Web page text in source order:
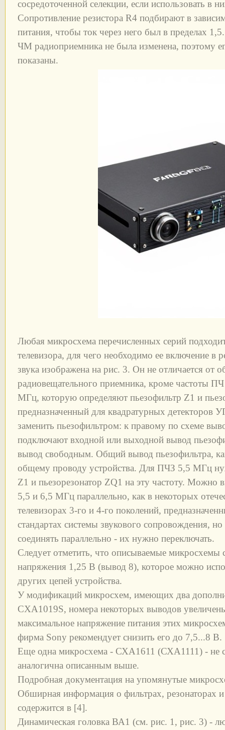
сосредоточенной селекции, если использовать в
Сопротивление резистора R4 подбирают в
питания, чтобы ток через него был в пределах
ЧМ радиоприемника не была изменена, поэтому
показаны.
Любая микросхема перечисленных серий
телевизора, для чего необходимо ее включение в
звука изображена на рис. 3. Он не отличается
радиовещательного приемника, кроме частоты
МГц, которую определяют пьезофильтр Z1 и
предназначенный для квадратурных детекторов
заменить пьезофильтром: к правому по схеме
подключают входной или выходной вывод
вывод свободным. Общий вывод пьезофильтра,
общему проводу устройства. Для ПЧЗ 5,5 МГц
Z1 и пьезорезонатор ZQ1 на эту частоту. Можно
5,5 и 6,5 МГц параллельно, как в некоторых
телевизорах 3-го и 4-го поколений,
стандартах системы звукового сопровождения,
соединять параллельно - их нужно переключать.
Следует отметить, что описываемые микросхемы
напряжения 1,25 В (вывод 8), которое можно
других цепей устройства.
У модификаций микросхем, имеющих два
CXA1019S, номера некоторых выводов
максимальное напряжение питания этих
фирма Sony рекомендует снизить его до 7,5...8 В.
Еще одна микросхема - СХА1611 (СХА1111) - не
аналогична описанным выше.
Подробная документация на упомянутые
Обширная информация о фильтрах, резонаторах и
содержится в [4].
Динамическая головка ВА1 (см. рис. 1, рис. 3) -